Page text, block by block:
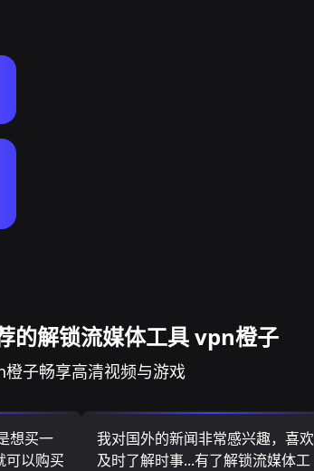
的解锁流媒体工具 vpn橙子
橙子畅享高清视频与游戏
想买一
可以购买
我对国外的新闻非常感兴趣，喜欢
及时了解时事...有了解锁流媒体工